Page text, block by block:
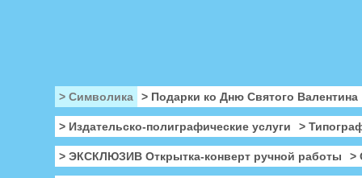
> Символика > Подарки ко Дню Святого Валентина
> Издательско-полиграфические услуги >
> ЭКСКЛЮЗИВ Открытка-конверт ручной работы >